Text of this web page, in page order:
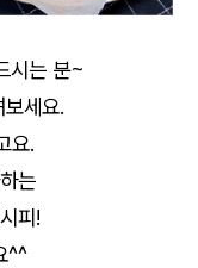
시는 분~
세요.
요.
는
피!
^^